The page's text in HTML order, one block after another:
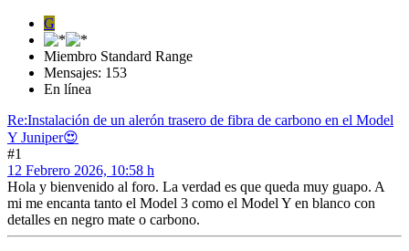
G
Miembro Standard Range
Mensajes: 153
En línea
Re:Instalación de un alerón trasero de fibra de carbono en el Model
Y Juniper😍
#1
12 Febrero 2026, 10:58 h
Hola y bienvenido al foro. La verdad es que queda muy guapo. A
mi me encanta tanto el Model 3 como el Model Y en blanco con
detalles en negro mate o carbono.